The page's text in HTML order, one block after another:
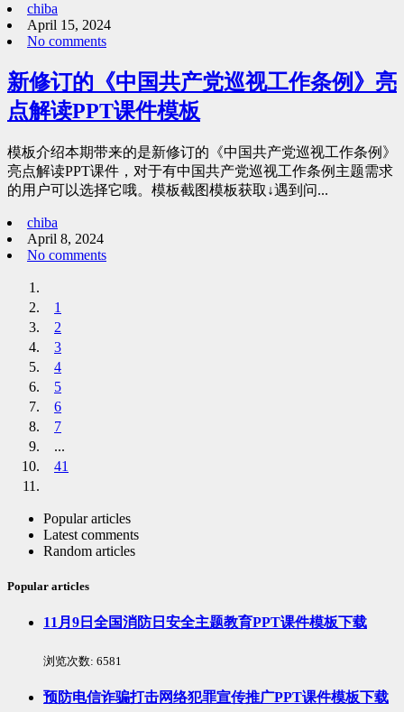
chiba
April 15, 2024
No comments
新修订的《中国共产党巡视工作条例》亮
点解读PPT课件模板
模板介绍本期带来的是新修订的《中国共产党巡视工作条例》
亮点解读PPT课件，对于有中国共产党巡视工作条例主题需求
的用户可以选择它哦。模板截图模板获取↓遇到问...
chiba
April 8, 2024
No comments
1
2
3
4
5
6
7
...
41
Popular articles
Latest comments
Random articles
Popular articles
11月9日全国消防日安全主题教育PPT课件模板下载
浏览次数: 6581
预防电信诈骗打击网络犯罪宣传推广PPT课件模板下载